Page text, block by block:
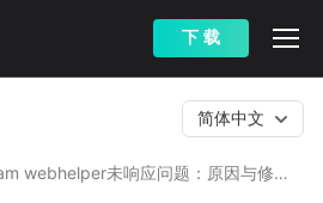
下 载
webhelper未响应问题：原因与修复
简体中文